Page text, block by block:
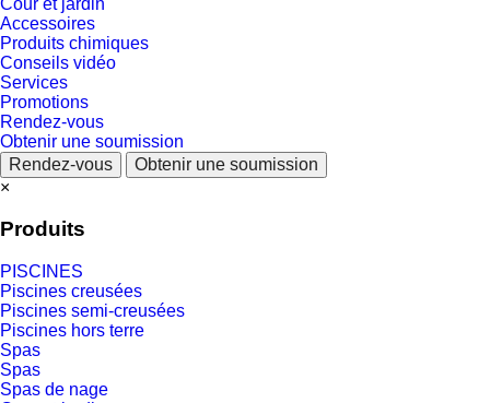
Accessoires
Produits chimiques
Conseils vidéo
Services
Promotions
Rendez-vous
Obtenir une soumission
Rendez-vous
Obtenir une soumission
×
Produits
PISCINES
Piscines creusées
Piscines semi-creusées
Piscines hors terre
Spas
Spas
Spas de nage